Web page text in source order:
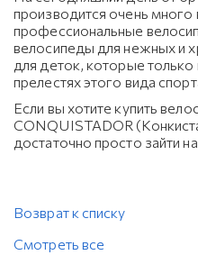
производится очень много
профессиональные
велосипеды для нежных и
для деток, которые только
прелестях этого вида
Если вы хотите купить
CONQUISTADOR
достаточно просто зайти
Возврат к списку
Смотреть все